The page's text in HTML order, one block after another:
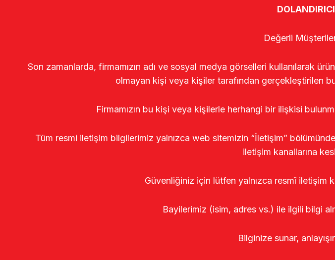
Değerli
Son zamanlarda, firmamızın adı ve sosyal medya görselleri kullanılarak
olmayan kişi veya kişiler tarafından gerçekleştirilen bu
Firmamızın bu kişi veya kişilerle herhangi bir ilişkisi
Tüm resmi iletişim bilgilerimiz yalnızca web sitemizin “İletişim”
iletişim kanallarına
Güvenliğiniz için lütfen yalnızca resmî iletişim
Bayilerimiz (isim, adres vs.) ile ilgili bilgi
Bilginize sunar,